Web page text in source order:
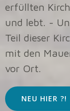
erfüllten
und lebt. -
Teil dieser
mit den
vor Ort.
NEU HIER ?!